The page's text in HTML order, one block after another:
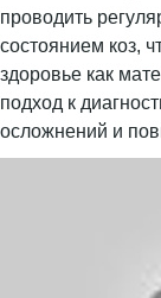
проводить
состоянием коз,
здоровье как
подход к
осложнений и